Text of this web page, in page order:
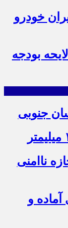
ایران خودرو
بودجه
ناامنی
و